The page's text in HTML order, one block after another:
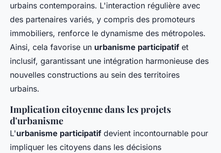
urbains contemporains. L'interaction régulière avec
des partenaires variés, y compris des promoteurs
immobiliers, renforce le dynamisme des métropoles.
Ainsi, cela favorise un urbanisme participatif et
inclusif, garantissant une intégration harmonieuse des
nouvelles constructions au sein des territoires
urbains.
Implication citoyenne dans les projets
d'urbanisme
L'urbanisme participatif devient incontournable pour
impliquer les citoyens dans les décisions